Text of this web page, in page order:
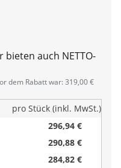
bieten auch NETTO-
dem Rabatt war: 319,00 €
pro Stück (inkl. MwSt.)
296,94 €
290,88 €
284,82 €